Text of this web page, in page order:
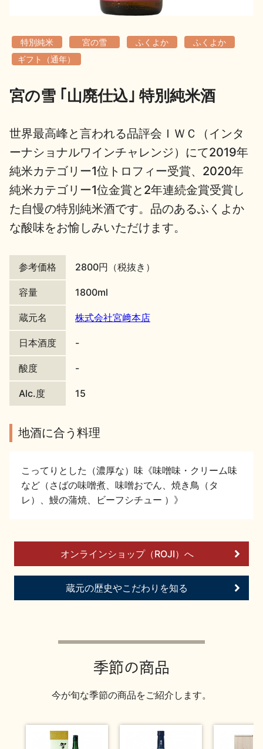
お楽しみコンテンツ
地酒川柳 地酒小説
日本酒の楽しみ方特集
地酒・イベント情報
イベント情報
美味しい地酒の選び方
お問い合わせ
特別純米 宮の雪 ふくよか
ふくよか
ギフト（通年）
宮の雪 ｢山廃仕込｣ 特別純米酒
世界最高峰と言われる品評会ＩＷＣ（インタ
ーナショナルワインチャレンジ）にて2019年
純米カテゴリー1位トロフィー受賞、2020年
純米カテゴリー1位金賞と2年連続金賞受賞し
た自慢の特別純米酒です。品のあるふくよか
な酸味をお愉しみいただけます。
参考価格 2800円（税抜き）
容量 1800ml
蔵元名 株式会社宮﨑本店
日本酒度 -
酸度 -
Alc.度 15
地酒に合う料理
こってりとした（濃厚な）味《味噌味・クリーム味
など（さばの味噌煮、味噌おでん、焼き鳥（タ
レ）、鰻の蒲焼、ビーフシチュー ）》
オンラインショップ（ROJI）へ
蔵元の歴史やこだわりを知る
季節の商品
今が旬な季節の商品をご紹介します。